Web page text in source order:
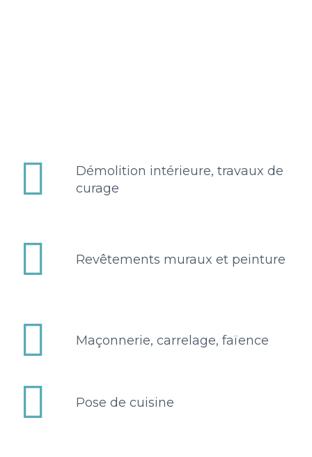


Démolition intérieure, travaux de
curage

 Revêtements muraux et peinture

 Maçonnerie, carrelage, faïence

 Pose de cuisine